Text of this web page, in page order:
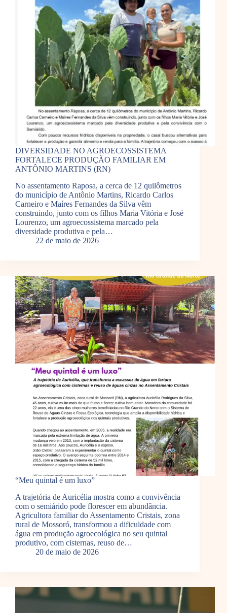
DIVERSIDADE NO AGROECOSSISTEMA
FORTALECE PRODUÇÃO FAMILIAR EM
ANTÔNIO MARTINS (RN)
No assentamento Raposa, a cerca de 12 quilômetros
do município de Antônio Martins, Ricardo Carlos
Carneiro e Maíres Fernandes da Silva vêm
construindo, junto com os filhos Maria Vitória e José
Lourenzo, um agroecossistema marcado pela
diversidade produtiva e pela…
22 de maio de 2026
“Meu quintal é um luxo”
A trajetória de Auricélia mostra como a convivência
com o semiárido pode florescer em abundância.
Agricultora familiar do Assentamento Cristais, zona
rural de Mossoró, transformou a dificuldade com
água em produção agroecológica no seu quintal
produtivo, com cisternas, reuso de…
20 de maio de 2026